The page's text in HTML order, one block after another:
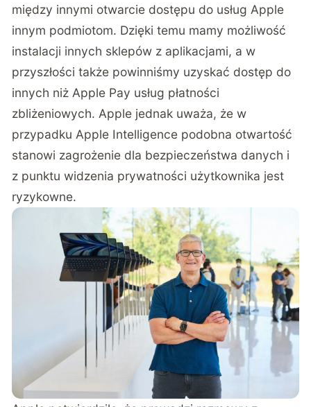
między innymi otwarcie dostępu do usług Apple
innym podmiotom. Dzięki temu mamy możliwość
instalacji innych sklepów z aplikacjami, a w
przyszłości także powinniśmy uzyskać dostęp do
innych niż Apple Pay usług płatności
zbliżeniowych. Apple jednak uważa, że w
przypadku Apple Intelligence podobna otwartość
stanowi zagrożenie dla bezpieczeństwa danych i
z punktu widzenia prywatności użytkownika jest
ryzykowne.